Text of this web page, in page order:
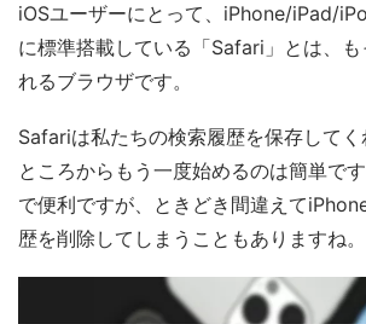
iOSユーザーにとって、iPhone/iPad/
に標準搭載している「Safari」とは、
れるブラウザです。
Safariは私たちの検索履歴を保存して
ところからもう一度始めるのは簡単で
で便利ですが、ときどき間違えて
歴を削除してしまうこともありますね。